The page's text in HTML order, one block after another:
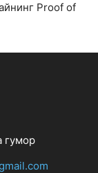
Proof of
гумор